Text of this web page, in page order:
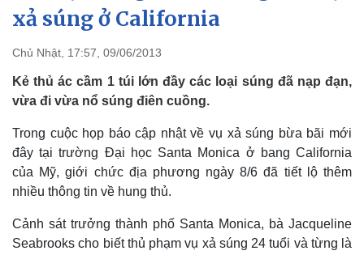
Đảng
Tổ chức nhân sự
Nhận diện sự thật
Tin 24h
Dự báo thời tiết
Việc làm
Biển đảo
xả súng ở California
Chủ Nhật, 17:57, 09/06/2013
Kẻ thủ ác cầm 1 túi lớn đầy các loại súng đã nạp đạn,
vừa đi vừa nổ súng điên cuồng.
Trong cuộc họp báo cập nhật về vụ xả súng bừa bãi mới
đây tại trường Đại học Santa Monica ở bang California
của Mỹ, giới chức địa phương ngày 8/6 đã tiết lộ thêm
nhiều thông tin về hung thủ.
Cảnh sát trưởng thành phố Santa Monica, bà Jacqueline
Seabrooks cho biết thủ phạm vụ xả súng 24 tuổi và từng là